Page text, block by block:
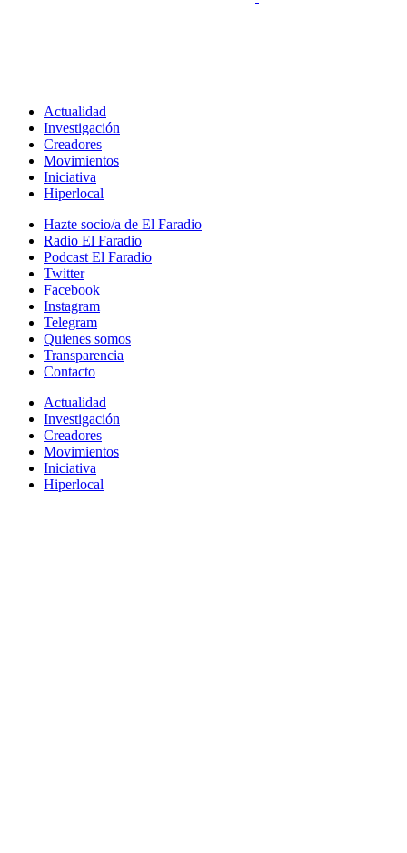
Actualidad
Investigación
Creadores
Movimientos
Iniciativa
Hiperlocal
Hazte socio/a de El Faradio
Radio El Faradio
Podcast El Faradio
Twitter
Facebook
Instagram
Telegram
Quienes somos
Transparencia
Contacto
Actualidad
Investigación
Creadores
Movimientos
Iniciativa
Hiperlocal